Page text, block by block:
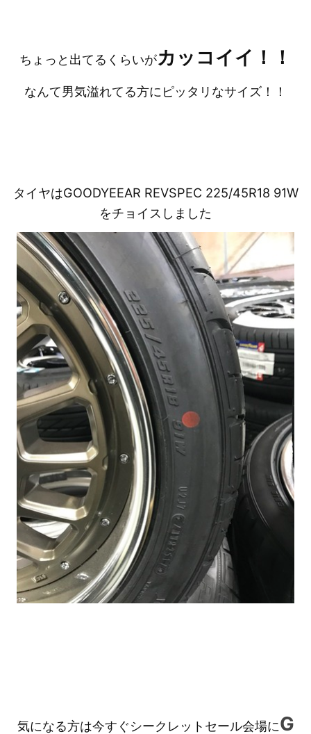
ちょっと出てるくらいがカッコイイ！！
なんて男気溢れてる方にピッタリなサイズ！！
タイヤはGOODYEEAR REVSPEC 225/45R18 91W
をチョイスしました
気になる方は今すぐシークレットセール会場にG